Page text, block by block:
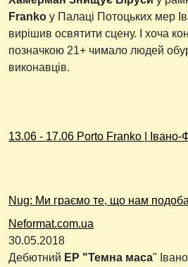
Franko у Палаці Потоцьких мер
вирішив освятити сцену. І хоча
позначкою 21+ чимало людей
виконавців.
13.06 - 17.06 Porto Franko | Івано-
Nug: Ми граємо те, що нам
Neformat.com.ua
30.05.2018
Дебютний ЕР "Темна маса"